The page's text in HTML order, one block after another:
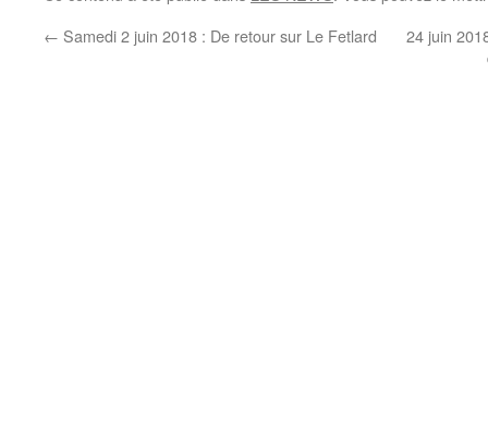
← Samedi 2 juin 2018 : De retour sur Le Fetlard
24 juin